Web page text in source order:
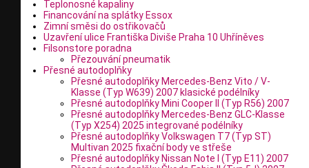
Teplonosné kapaliny
Financování na splátky Essox
Zimní směsi do ostřikovačů
Uzavření ulice Františka Diviše Praha 10 Uhříněves
Filsonstore poradna
Přezouvání pneumatik
Přesné autodoplňky
Přesné autodoplňky Mercedes-Benz Vito / V-
Klasse (Typ W639) 2007 klasické podélníky
Přesné autodoplňky Mini Cooper II (Typ R56) 2007
Přesné autodoplňky Mercedes-Benz GLC-Klasse
(Typ X254) 2025 integrované podélníky
Přesné autodoplňky Volkswagen T7 (Typ ST)
Multivan 2025 fixační body ve střeše
Přesné autodoplňky Nissan Note I (Typ E11) 2007